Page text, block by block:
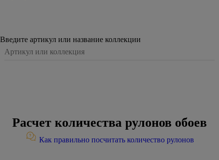
Введите артикул или название коллекции
Расчет количества рулонов обоев
Как правильно посчитать количество рулонов